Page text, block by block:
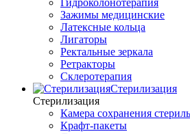
Гидроколонотерапия
Зажимы медицинские
Латексные кольца
Лигаторы
Ректальные зеркала
Ретракторы
Склеротерапия
Стерилизация
Стерилизация
Камера сохранения
Крафт-пакеты